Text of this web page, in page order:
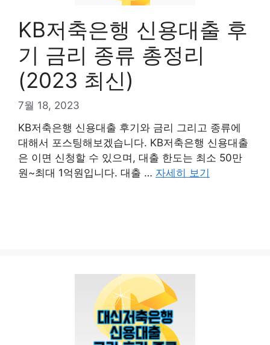
KB저축은행 신용대출 후
기 금리 종류 총정리
(2023 최신)
7월 18, 2023
KB저축은행 신용대출 후기와 금리 그리고 종류에
대해서 포스팅해보겠습니다. KB저축은행 신용대출
은 이면 신청할 수 있으며, 대출 한도는 최소 50만
원~최대 1억원입니다. 대출 … 자세히 보기